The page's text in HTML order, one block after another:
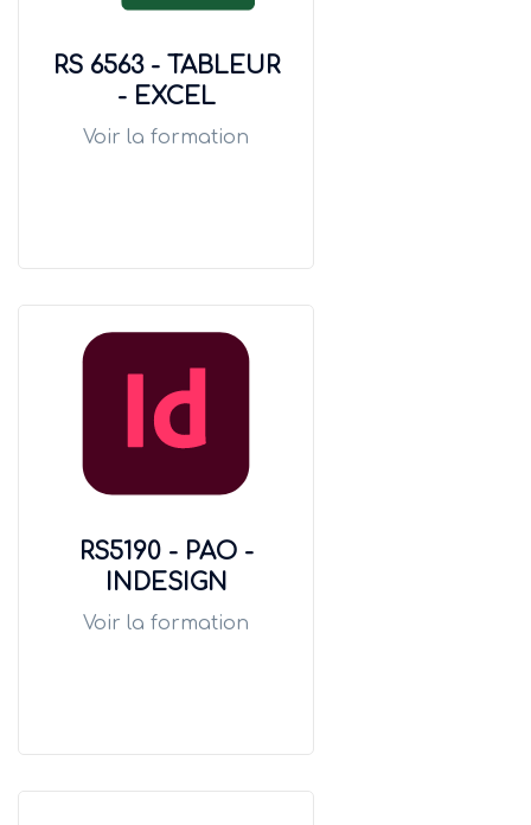
RS 6563 - TABLEUR
- EXCEL
Voir la formation
RS5190 - PAO -
INDESIGN
Voir la formation